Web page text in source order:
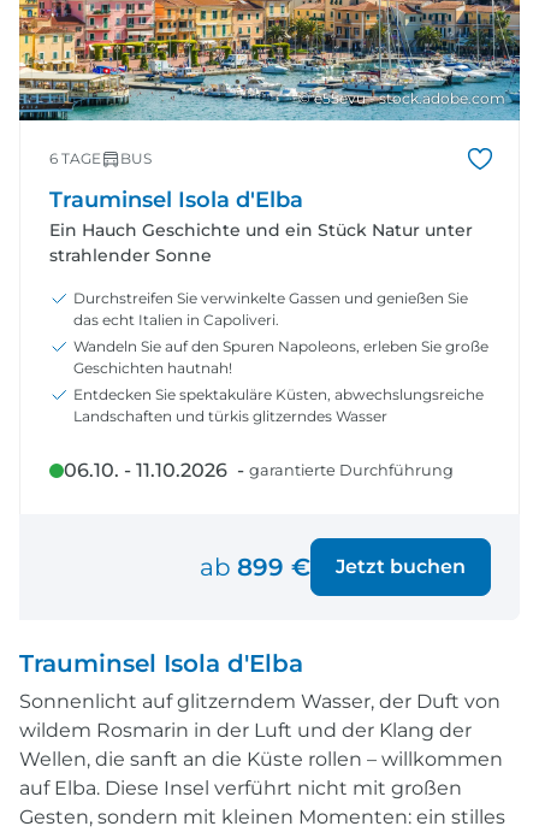
© e55evu - stock.adobe.com
6 TAGE BUS
Trauminsel Isola d'Elba
Ein Hauch Geschichte und ein Stück Natur unter
strahlender Sonne
Durchstreifen Sie verwinkelte Gassen und genießen Sie
das echt Italien in Capoliveri.
Wandeln Sie auf den Spuren Napoleons, erleben Sie große
Geschichten hautnah!
Entdecken Sie spektakuläre Küsten, abwechslungsreiche
Landschaften und türkis glitzerndes Wasser
06.10. - 11.10.2026 - garantierte Durchführung
ab 899 € Jetzt buchen
Trauminsel Isola d'Elba
Sonnenlicht auf glitzerndem Wasser, der Duft von
wildem Rosmarin in der Luft und der Klang der
Wellen, die sanft an die Küste rollen – willkommen
auf Elba. Diese Insel verführt nicht mit großen
Gesten, sondern mit kleinen Momenten: ein stilles